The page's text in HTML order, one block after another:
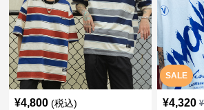
¥4,800 (税込)
SALE
¥4,320 ¥